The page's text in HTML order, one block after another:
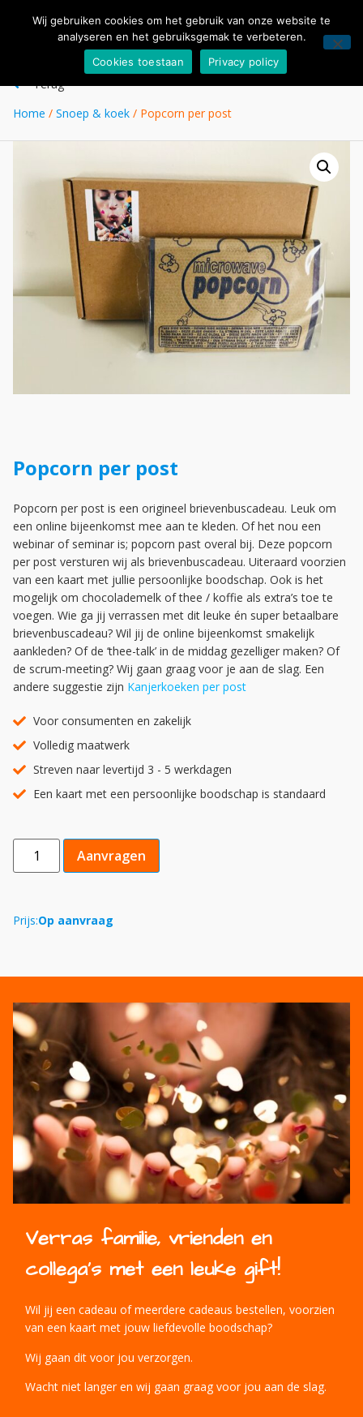
Terug
Home / Snoep & koek / Popcorn per post
Popcorn per post
Popcorn per post is een origineel brievenbuscadeau. Leuk om
een online bijeenkomst mee aan te kleden. Of het nou een
webinar of seminar is; popcorn past overal bij. Deze popcorn
per post versturen wij als brievenbuscadeau. Uiteraard voorzien
van een kaart met jullie persoonlijke boodschap. Ook is het
mogelijk om chocolademelk of thee / koffie als extra’s toe te
voegen. Wie ga jij verrassen met dit leuke én super betaalbare
brievenbuscadeau? Wil jij de online bijeenkomst smakelijk
aankleden? Of de ‘thee-talk’ in de middag gezelliger maken? Of
de scrum-meeting? Wij gaan graag voor je aan de slag. Een
andere suggestie zijn Kanjerkoeken per post
Voor consumenten en zakelijk
Volledig maatwerk
Streven naar levertijd 3 - 5 werkdagen
Een kaart met een persoonlijke boodschap is standaard
Aanvragen
Prijs:Op aanvraag
Verras familie, vrienden en
collega's met een leuke gift!
Wil jij een cadeau of meerdere cadeaus bestellen, voorzien
van een kaart met jouw liefdevolle boodschap?
Wij gaan dit voor jou verzorgen.
Wacht niet langer en wij gaan graag voor jou aan de slag.
Wij gebruiken cookies om het gebruik van onze website te
analyseren en het gebruiksgemak te verbeteren.
Cookies toestaan
Privacy policy